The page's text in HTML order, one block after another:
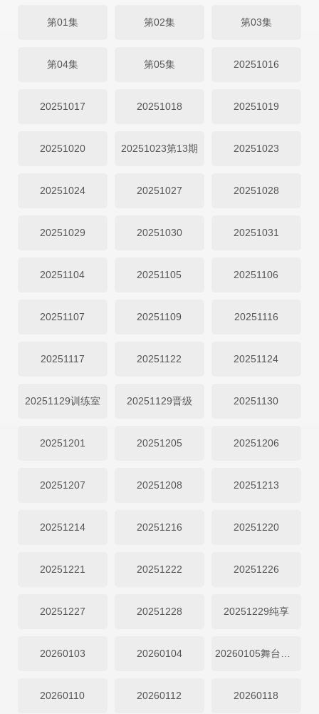
第01集 第02集 第03集
第04集 第05集 20251016
20251017 20251018 20251019
20251020 20251023第13期 20251023
20251024 20251027 20251028
20251029 20251030 20251031
20251104 20251105 20251106
20251107 20251109 20251116
20251117 20251122 20251124
20251129训练室 20251129晋级 20251130
20251201 20251205 20251206
20251207 20251208 20251213
20251214 20251216 20251220
20251221 20251222 20251226
20251227 20251228 20251229纯享
20260103 20260104
20260110 20260112 20260118